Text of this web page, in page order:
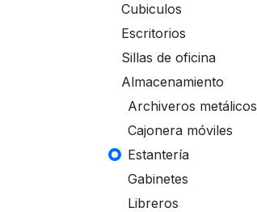
Cubiculos
Escritorios
Sillas de oficina
Almacenamiento
Archiveros metálicos
Cajonera móviles
Estantería
Gabinetes
Libreros